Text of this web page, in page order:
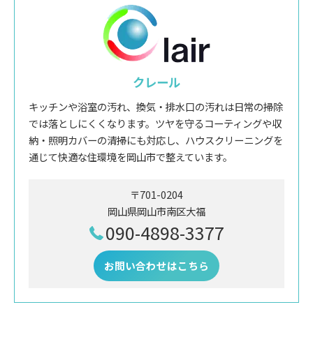
クレール
キッチンや浴室の汚れ、換気・排水口の汚れは日常の掃除
では落としにくくなります。ツヤを守るコーティングや収
納・照明カバーの清掃にも対応し、ハウスクリーニングを
通じて快適な住環境を岡山市で整えています。
〒701-0204
岡山県岡山市南区大福
090-4898-3377
お問い合わせはこちら